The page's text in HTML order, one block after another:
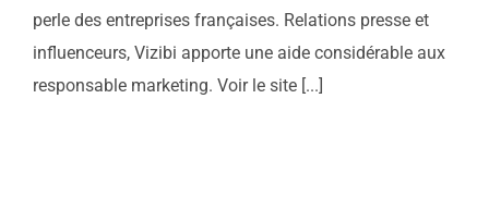
perle des entreprises françaises. Relations presse et
influenceurs, Vizibi apporte une aide considérable aux
responsable marketing. Voir le site [...]